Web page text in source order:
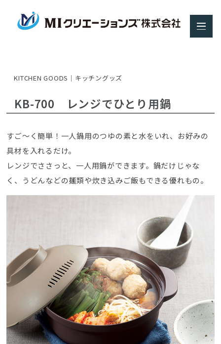
KITCHEN GOODS｜キッチングッズ
KB-700 レンジでひとり用鍋
すご〜く簡単！一人鍋用のつゆの素と水をいれ、お好みの
具材を入れるだけ。
レンジでささっと、一人用鍋ができます。鍋だけじゃな
く、うどんなどの麺類や炊き込みご飯もできる優れもの。